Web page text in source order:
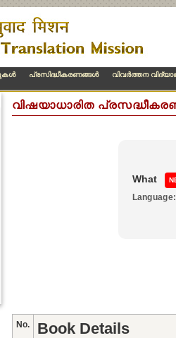
പ്രസിദ്ധീകരണങ്ങള്‍ വിവര്‍ത്തന
വിഷയാധാരിത
What
Language:
No. Book Details